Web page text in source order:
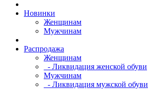
Новинки
Женщинам
Мужчинам
Распродажа
Женщинам
- Ликвидация женской обуви
Мужчинам
- Ликвидация мужской обуви